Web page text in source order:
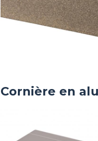
Cornière en